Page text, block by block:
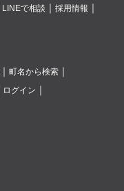
LINEで相談
採用情報
町名から検索
ログイン